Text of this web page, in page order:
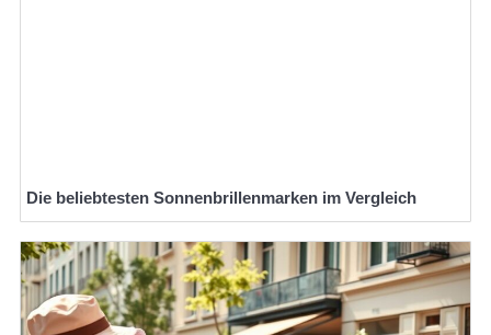
Die beliebtesten Sonnenbrillenmarken im Vergleich